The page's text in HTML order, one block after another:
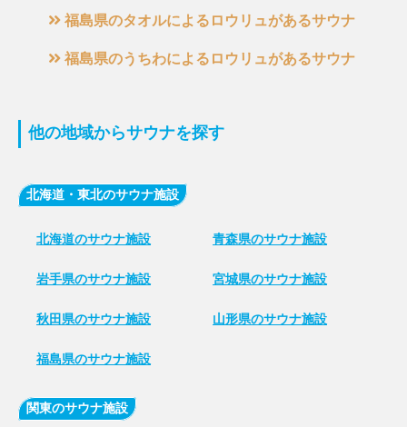
福島県のタオルによるロウリュがあるサウナ
福島県のうちわによるロウリュがあるサウナ
他の地域からサウナを探す
北海道・東北のサウナ施設
北海道のサウナ施設 青森県のサウナ施設
岩手県のサウナ施設 宮城県のサウナ施設
秋田県のサウナ施設 山形県のサウナ施設
福島県のサウナ施設
関東のサウナ施設